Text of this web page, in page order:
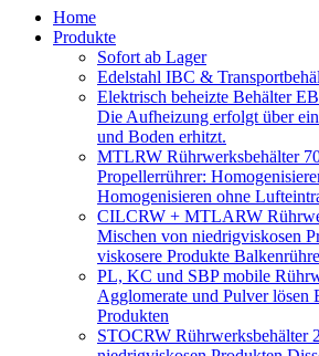
Home
Produkte
Sofort ab Lager
Edelstahl IBC &
Elektrisch beheizte Behälter
Die Aufheizung erfolgt über
und Boden erhitzt.
MTLRW Rührwerksbehälter
Propellerrührer:
Homogenisieren ohne
CILCRW + MTLARW
Mischen von niedrigviskosen
viskosere Produkte
PL, KC und SBP mobile
Agglomerate und Pulver lösen
Produkten
STOCRW Rührwerksbehälter